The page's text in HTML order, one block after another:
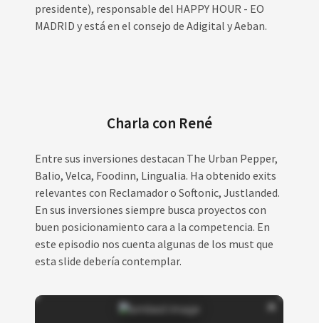
presidente), responsable del HAPPY HOUR - EO
MADRID y está en el consejo de Adigital y Aeban.
Charla con René
Entre sus inversiones destacan The Urban Pepper,
Balio, Velca, Foodinn, Lingualia. Ha obtenido exits
relevantes con Reclamador o Softonic, Justlanded.
En sus inversiones siempre busca proyectos con
buen posicionamiento cara a la competencia. En
este episodio nos cuenta algunas de los must que
esta slide debería contemplar.